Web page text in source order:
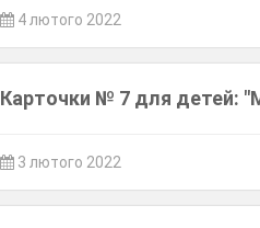
4 лютого 2022
Карточки № 7 для детей:
3 лютого 2022